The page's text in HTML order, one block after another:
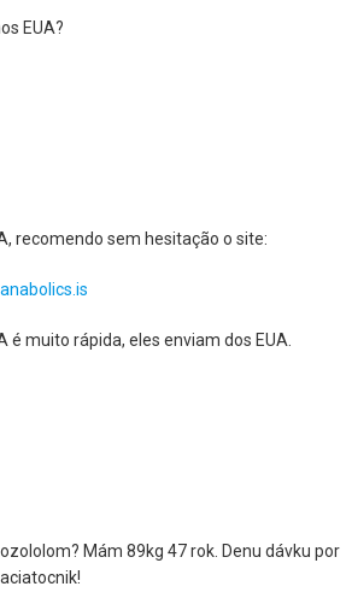
EUA?
recomendo sem hesitação o site:
é muito rápida, eles enviam dos EUA.
Mám 89kg 47 rok. Denu dávku por